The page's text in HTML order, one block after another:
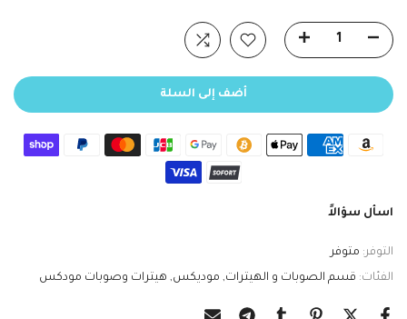
أضف إلى السلة
اسأل سؤالاً
التوفر: متوفر
الفئات: قسم الصوبات و الهيترات موديكس هيترات وصوبات مودكس